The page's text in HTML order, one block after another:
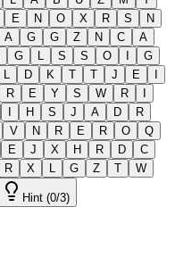
E N O X R S
N
A G G Z N C
A
G L S S O I
G
L D K T T J E
I
R E Y S W R
I
I H S J A D
R
V N R E R O
Q
E J X H R D
C
R X L G Z T W
Hint (0/3)